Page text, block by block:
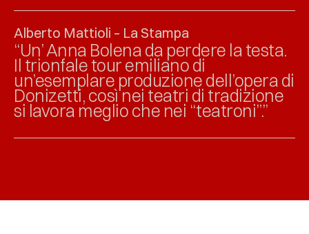
Alberto Mattioli – La Stampa
“Un’ Anna Bolena da perdere la testa.
Il trionfale tour emiliano di
un’esemplare produzione dell’opera di
Donizetti, così nei teatri di tradizione
si lavora meglio che nei “teatroni”.”